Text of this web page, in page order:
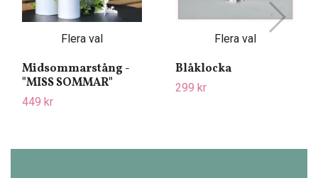
Flera val
Midsommarstång -
"MISS SOMMAR"
449 kr
Flera val
Blåklocka
299 kr